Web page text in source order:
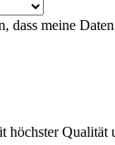
dass meine
höchster